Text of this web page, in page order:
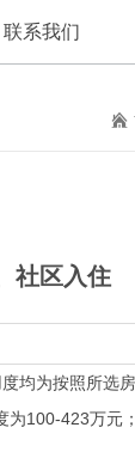
联系我们
社区入住
均为按照所选
100-423万元